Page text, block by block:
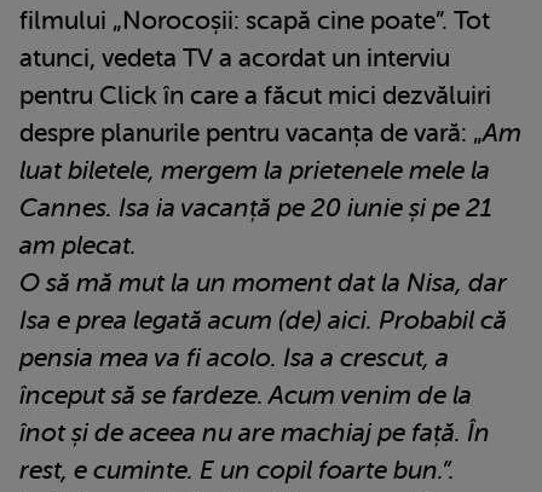
filmului „Norocoșii: scapă cine poate”. Tot
atunci, vedeta TV a acordat un interviu
pentru Click în care a făcut mici dezvăluiri
despre planurile pentru vacanța de vară: „Am
luat biletele, mergem la prietenele mele la
Cannes. Isa ia vacanță pe 20 iunie și pe 21
am plecat.
O să mă mut la un moment dat la Nisa, dar
Isa e prea legată acum (de) aici. Probabil că
pensia mea va fi acolo. Isa a crescut, a
început să se fardeze. Acum venim de la
înot și de aceea nu are machiaj pe față. În
rest, e cuminte. E un copil foarte bun.”.